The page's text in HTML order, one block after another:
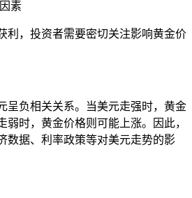
素
利，投资者需要密切关注影响黄金价
呈负相关关系。当美元走强时，黄金
弱时，黄金价格则可能上涨。因此，
数据、利率政策等对美元走势的影